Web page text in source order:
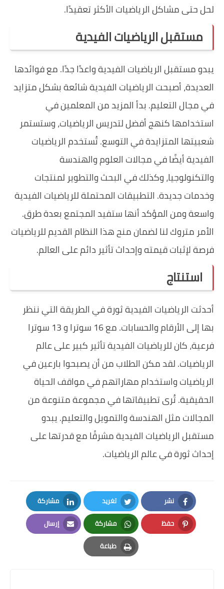
لحل حتى مشاكل الرياضيات الأكثر تعقيدًا.
مستقبل الرياضيات الفيدية
يبدو مستقبل الرياضيات الفيدية واعدًا جدًا. مع فوائدها
العديدة، أصبحت الرياضيات الفيدية شائعة بشكل متزايد
في مجال التعليم. بدأ المزيد من المعلمين في
استخدامها كنهج أفضل لتدريس الرياضيات، وستستمر
شعبيتها المتزايدة في التوسع. تُستخدم الرياضيات
الفيدية أيضًا في مجالات العلوم والهندسة
والتكنولوجيا، وكذلك في البحث والتطوير لمنتجات
وخدمات جديدة. التطبيقات المحتملة للرياضيات الفيدية
واسعة ومن المؤكد أنها ستفيد المجتمع بعدة طرق.
الأمر متروك لنا لضمان منح هذا النظام القديم للرياضيات
فرصة لإثبات قيمته وإحداث تأثير دائم على العالم.
استنتاج
أحدثت الرياضيات الفيدية ثورة في الطريقة التي ننظر
بها إلى الأرقام والحسابات. مع 16 سوترا و 13 سوترا
فرعية، كان للرياضيات الفيدية تأثير كبير على عالم
الرياضيات. لقد مكن الطلاب من أن يصبحوا بارعين في
الرياضيات واستخدام مهاراتهم في مواقف الحياة
الحقيقية. تُرى تطبيقاتها في مجموعة متنوعة من
المجالات مثل الهندسة والتمويل والتعليم. يبدو
مستقبل الرياضيات الفيدية مشرقًا مع قدرتها على
إحداث ثورة في عالم الرياضيات.
نشر
Facebook
تغريد
Twitter
مشاركة
LinkedIn
حفظ
Pinterest
مشاركة
Whatsapp
إرسال
Email
طباعة
Print